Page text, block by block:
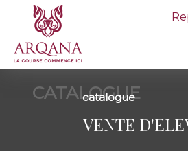
CATALOGUE
catalogue
VENTE